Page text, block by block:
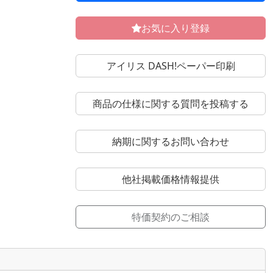
お気に入り登録
アイリス DASH!ペーパー印刷
商品の仕様に関する質問を投稿する
納期に関するお問い合わせ
他社掲載価格情報提供
特価契約のご相談